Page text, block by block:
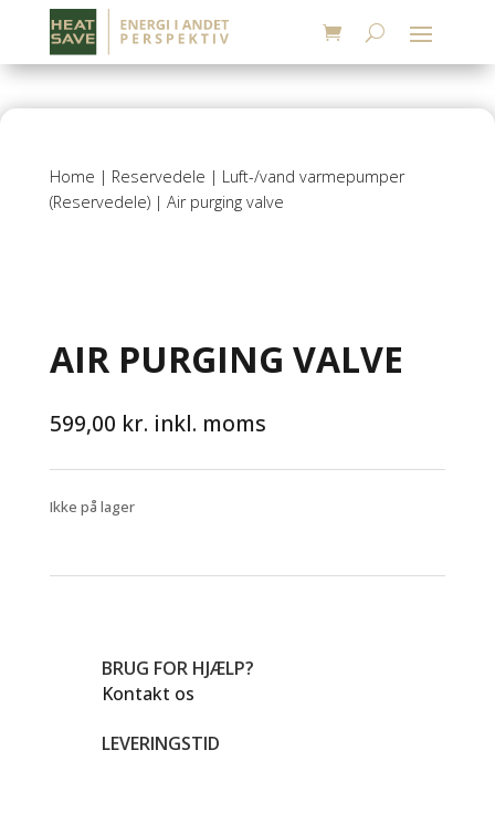
Home | Reservedele | Luft-/vand varmepumper
(Reservedele)| Air purging valve
AIR PURGING VALVE
599,00 kr. inkl. moms
Ikke på lager
BRUG FOR HJÆLP?
Kontakt os
LEVERINGSTID